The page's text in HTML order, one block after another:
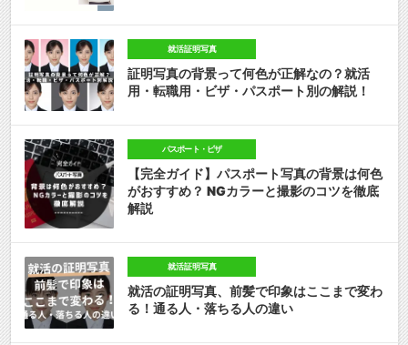
就活証明写真
証明写真の背景って何色が正解なの？就活
用・転職用・ビザ・パスポート別の解説！
パスポート・ビザ
【完全ガイド】パスポート写真の背景は何色
がおすすめ？ NGカラーと撮影のコツを徹底
解説
就活証明写真
就活の証明写真、前髪で印象はここまで変わ
る！通る人・落ちる人の違い